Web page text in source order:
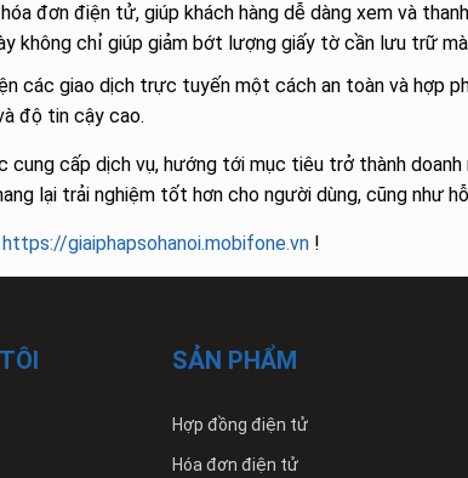
đơn điện tử, giúp khách hàng dễ dàng xem và
không chỉ giúp giảm bớt lượng giấy tờ cần lưu trữ
các giao dịch trực tuyến một cách an toàn và hợp
độ tin cậy cao.
cấp dịch vụ, hướng tới mục tiêu trở thành
lại trải nghiệm tốt hơn cho người dùng, cũng như
https://giaiphapsohanoi.mobifone.vn !
SẢN PHẨM
Hợp đồng điện tử
Hóa đơn điện tử